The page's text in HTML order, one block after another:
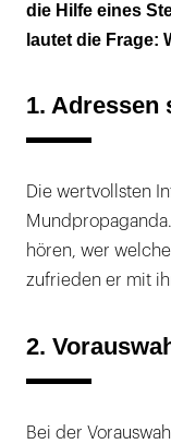
5. Vertrag
die Hilfe eines
lautet die Frage:
1. Adressen
Die wertvollsten
hören, wer
zufrieden er mit
2.
Bei der